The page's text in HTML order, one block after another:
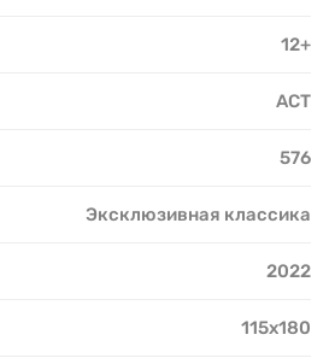
12+
АСТ
576
Эксклюзивная классика
2022
115х180